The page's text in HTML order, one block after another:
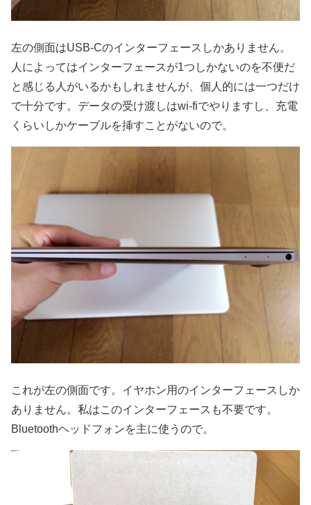
左の側面はUSB-Cのインターフェースしかありません。
人によってはインターフェースが1つしかないのを不便だ
と感じる人がいるかもしれませんが、個人的には一つだけ
で十分です。データの受け渡しはwi-fiでやりますし、充電
くらいしかケーブルを挿すことがないので。
これが左の側面です。イヤホン用のインターフェースしか
ありません。私はこのインターフェースも不要です。
Bluetoothヘッドフォンを主に使うので。